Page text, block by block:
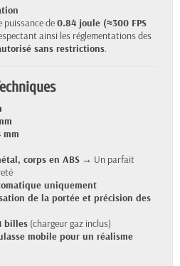
puissance de0.84 joule (≈300 FPS
ainsi les réglementations des
sans restrictions.
mm
corps en ABS → Un parfait
uniquement
de la portée et précision des
billes (chargeur gaz inclus)
mobile pour un réalisme